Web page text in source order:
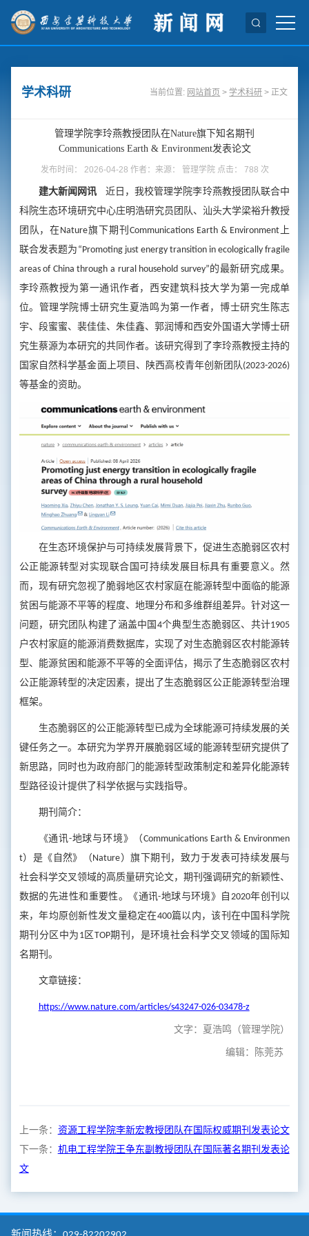
学术科研 当前位置: 网站首页 >学术科研 > 正文
管理学院李玲燕教授团队在Nature旗下知名期刊
Communications Earth & Environment发表论文
发布时间： 2026-04-28 作者：来源： 管理学院 点击： 788 次
建大新闻网讯
近日，我校管理学院李玲燕教授团队联合中
科院生态环境研究中心庄明浩研究员团队、汕头大学梁裕升教授
团队，在Nature旗下期刊Communications Earth & Environment上
联合发表题为“Promoting just energy transition in ecologically fragile
areas of China through a rural household survey”的最新研究成果。
李玲燕教授为第一通讯作者，西安建筑科技大学为第一完成单
位。管理学院博士研究生夏浩鸣为第一作者，博士研究生陈志
宇、段蜜蜜、裴佳佳、朱佳鑫、郭润博和西安外国语大学博士研
究生蔡源为本研究的共同作者。该研究得到了李玲燕教授主持的
国家自然科学基金面上项目、陕西高校青年创新团队(2023-2026)
等基金的资助。
在生态环境保护与可持续发展背景下，促进生态脆弱区农村
公正能源转型对实现联合国可持续发展目标具有重要意义。然
而，现有研究忽视了脆弱地区农村家庭在能源转型中面临的能源
贫困与能源不平等的程度、地理分布和多维群组差异。针对这一
问题，研究团队构建了涵盖中国4个典型生态脆弱区、共计1905
户农村家庭的能源消费数据库，实现了对生态脆弱区农村能源转
型、能源贫困和能源不平等的全面评估，揭示了生态脆弱区农村
公正能源转型的决定因素，提出了生态脆弱区公正能源转型治理
框架。
生态脆弱区的公正能源转型已成为全球能源可持续发展的关
键任务之一。本研究为学界开展脆弱区域的能源转型研究提供了
新思路，同时也为政府部门的能源转型政策制定和差异化能源转
型路径设计提供了科学依据与实践指导。
期刊简介：
《通讯-地球与环境》（Communications Earth & Environmen
t）是《自然》（Nature）旗下期刊，致力于发表可持续发展与
社会科学交叉领域的高质量研究论文，期刊强调研究的新颖性、
数据的先进性和重要性。《通讯-地球与环境》自2020年创刊以
来，年均原创新性发文量稳定在400篇以内，该刊在中国科学院
期刊分区中为1区TOP期刊，是环境社会科学交叉领域的国际知
名期刊。
文章链接：
https://www.nature.com/articles/s43247-026-03478-z
文字：夏浩鸣（管理学院）
编辑：陈莞苏
上一条： 资源工程学院李新宏教授团队在国际权威期刊发表论文
下一条： 机电工程学院王争东副教授团队在国际著名期刊发表论
文